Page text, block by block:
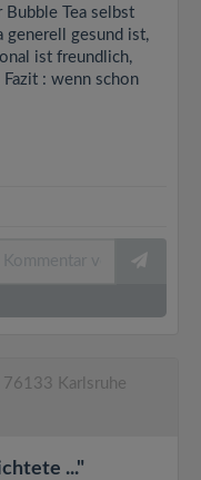
Bubble Tea selbst
generell gesund ist,
ist freundlich,
: wenn schon
76133 Karlsruhe
..."